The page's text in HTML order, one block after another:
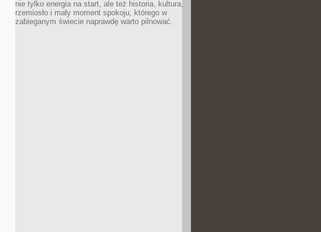
nie tylko energia na start, ale też historia, kultura,
rzemiosło i mały moment spokoju, którego w
zabieganym świecie naprawdę warto pilnować.